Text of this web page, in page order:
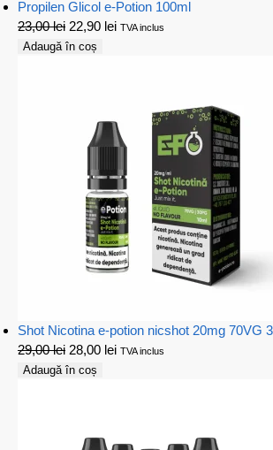
Propilen Glicol e-Potion 100ml
23,00lei 22,90 lei TVA inclus
Adaugă în coș
Shot Nicotina e-potion nicshot 20mg 70VG
29,00lei 28,00 lei TVA inclus
Adaugă în coș